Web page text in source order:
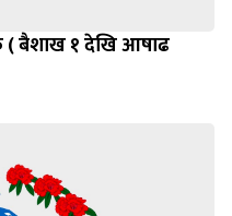
( बैशाख १ देखि आषाढ